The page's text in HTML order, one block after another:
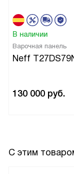
В наличии
Варочная панель
Neff
130 000 руб.
С этим